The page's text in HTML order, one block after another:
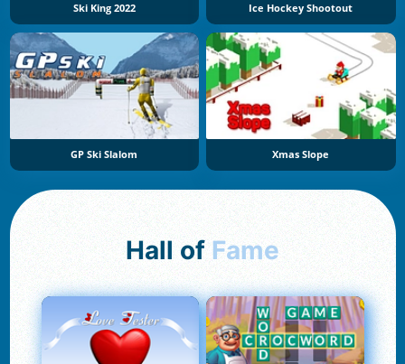
Ski King 2022 Ice Hockey Shootout
GP Ski Slalom Xmas Slope
Hall of Fame